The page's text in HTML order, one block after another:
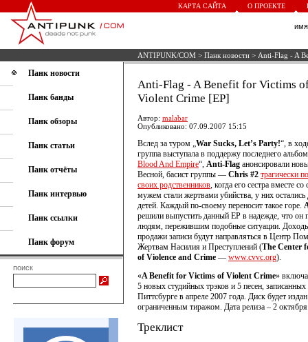
КАРТА САЙТА О ПРОЕКТЕ
ANTIPUNK/COM > Панк новости > Anti-Flag - A
Панк новости
Панк банды
Панк обзоры
Панк статьи
Панк отчёты
Панк интервью
Панк ссылки
Панк форум
поиск
Anti-Flag - A Benefit for Victims
Violent Crime [EP]
Автор: malabar
Опубликовано: 07.09.2007 15:15
Вслед за туром „War Sucks, Let’s Party!“, в
группа выступала в поддержу последнего
Blood And Empire“, Anti-Flag анонсировали
Весной, басист группы — Chris #2 трагически
своих родственников, когда его сестра вместе со
мужем стали жертвами убийства, у них остались
детей. Каждый по-своему переносит такое горе.
решили выпустить данный EP в надежде, что он
людям, пережившим подобные ситуации.
продажи записи будут направляться в Центр
Жертвам Насилия и Преступлений (The Center
of Violence and Crime — www.cvvc.org).
«A Benefit for Victims of Violent Crime»
5 новых студийных трэков и 5 песен, записанных
Питтсбурге в апреле 2007 года. Диск будет издан
ограниченным тиражом. Дата релиза – 2
Треклист